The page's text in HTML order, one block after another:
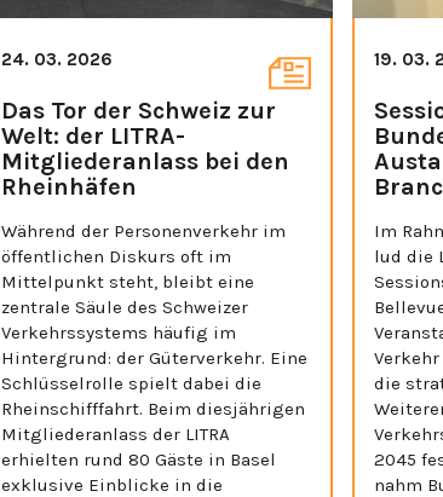
24. 03. 2026
Das Tor der Schweiz zur
Welt: der LITRA-
Mitgliederanlass bei den
Rheinhäfen
Während der Personenverkehr im
öffentlichen Diskurs oft im
Mittelpunkt steht, bleibt eine
zentrale Säule des Schweizer
Verkehrssystems häufig im
Hintergrund: der Güterverkehr. Eine
Schlüsselrolle spielt dabei die
Rheinschifffahrt. Beim diesjährigen
Mitgliederanlass der LITRA
erhielten rund 80 Gäste in Basel
exklusive Einblicke in die
19. 03.
Im
lud die
die
2045
nahm